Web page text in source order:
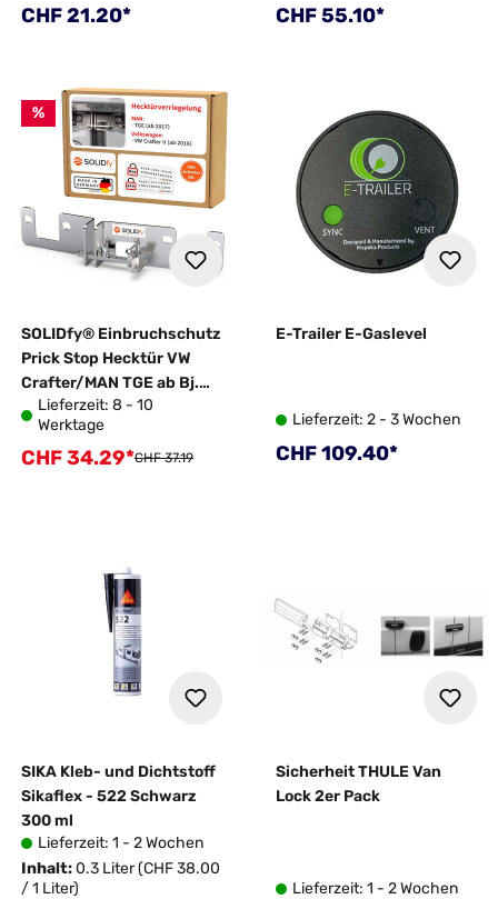
Regulärer Preis:
CHF 21.20* Regulärer Preis:
CHF 55.10*
%
SOLIDfy® Einbruchschutz
Prick Stop Hecktür VW
Crafter/MAN TGE ab Bj.
2016Lieferzeit: 8 - 10
Werktage
Verkaufspreis:
CHF 34.29*Regulärer Preis:
CHF 37.19
E-Trailer E-Gaslevel
Lieferzeit: 2 - 3 Wochen
Regulärer Preis:
CHF 109.40*
SIKA Kleb- und Dichtstoff
Sikaflex - 522 Schwarz
300 ml
Lieferzeit: 1 - 2 Wochen
Inhalt:0.3 Liter(CHF 38.00
/ 1 Liter)
Sicherheit THULE Van
Lock 2er Pack
Lieferzeit: 1 - 2 Wochen